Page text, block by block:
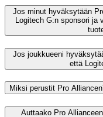
Jos minut hyväksytään
Logitech G:n sponsori
Jos joukkueeni
että
Miksi perustit Pro
Auttaako Pro